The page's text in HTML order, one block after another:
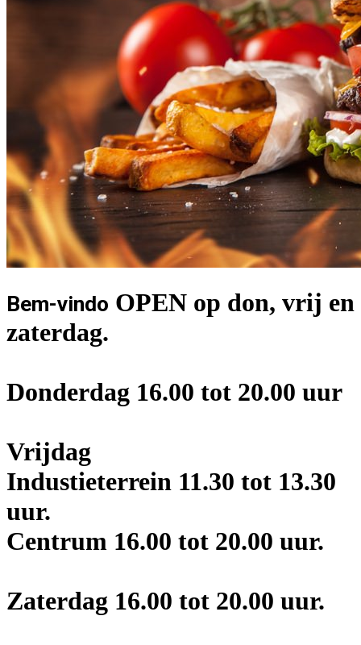
Bem-vindo OPEN op don, vrij en
zaterdag.
Donderdag 16.00 tot 20.00 uur
Vrijdag
Industieterrein 11.30 tot 13.30
uur.
Centrum 16.00 tot 20.00 uur.
Zaterdag 16.00 tot 20.00 uur.